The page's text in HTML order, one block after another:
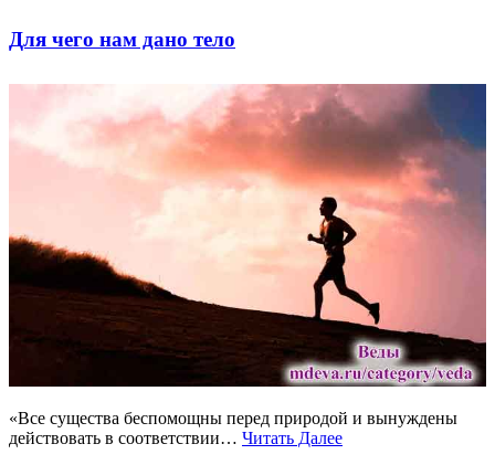
Для чего нам дано тело
«Все существа беспомощны перед природой и вынуждены
действовать в соответствии… Читать Далее